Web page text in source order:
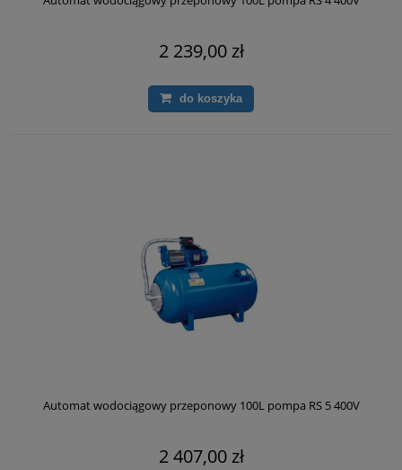
2 239,00 zł
do koszyka
Automat wodociągowy przeponowy 100L pompa RS 5 400V
2 407,00 zł